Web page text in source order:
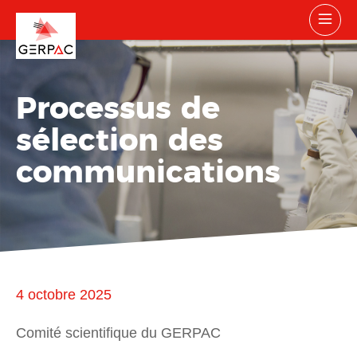
Processus de
sélection des
communications
4 octobre 2025
Comité scientifique du GERPAC